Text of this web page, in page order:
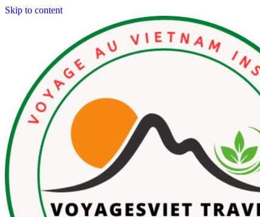
Skip to content